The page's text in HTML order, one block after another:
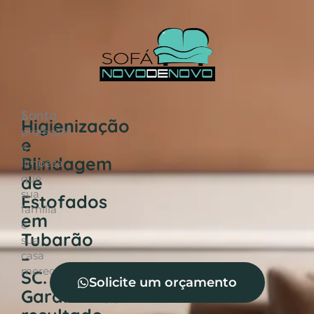
Santa
Catarina
Higienização
e
Blindagem
de
Estofados
em
Tubarão
–
SC.
Garantimos
A
proteção
e
limpeza
que
sua
família
e
sua
casa
merece!
Solicite um orçamento